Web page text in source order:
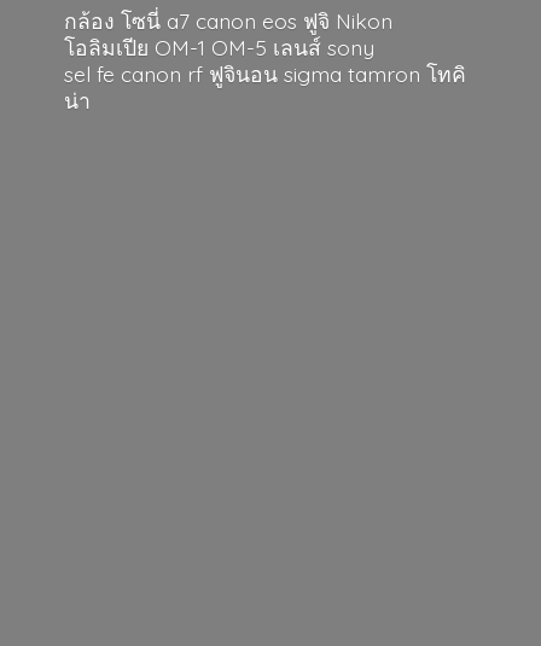
กล้อง โซนี่ a7 canon eos ฟูจิ Nikon
โอลิมเปีย OM-1 OM-5 เลนส์ sony
sel fe canon rf ฟูจินอน sigma tamron โทคิ
น่า